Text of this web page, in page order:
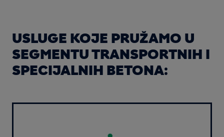
USLUGE KOJE PRUŽAMO U
SEGMENTU TRANSPORTNIH I
SPECIJALNIH BETONA: